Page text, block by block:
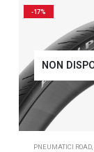
-17%
NON
PNEUMATICI ROAD,